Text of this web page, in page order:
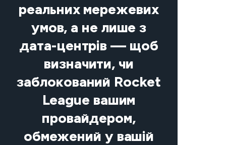
реальних мережевих
умов, а не лише з
дата-центрів — щоб
визначити, чи
заблокований Rocket
League вашим
провайдером,
обмежений у вашій